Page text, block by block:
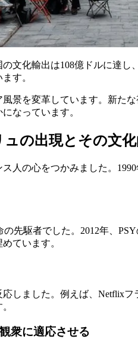
文化輸出は108億ドルに達
す。
景を変革しています。新た
なっています。
の出現とその文
人の心をつかみました。
の先駆者でした。2012年、
ています。
しました。例えば、Netflix
衆に適応させる